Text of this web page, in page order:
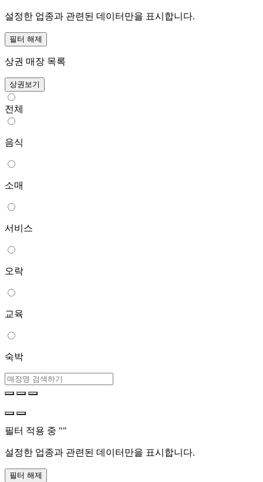
설정한 업종과 관련된 데이터만을 표시합니다.
필터 해제
상권 매장 목록
상권보기
전체
음식
소매
서비스
오락
교육
숙박
필터 적용 중 ""
설정한 업종과 관련된 데이터만을 표시합니다.
필터 해제